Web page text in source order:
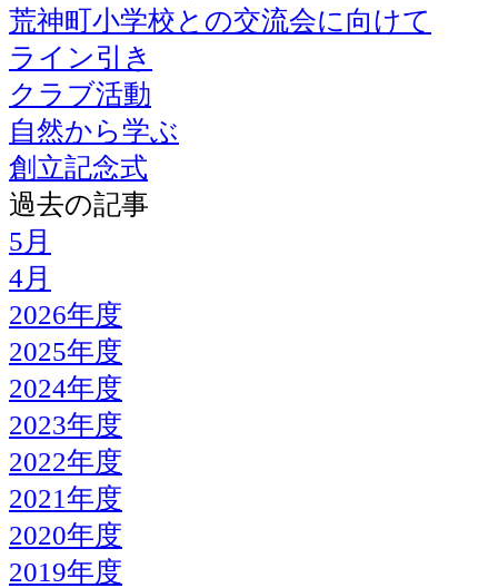
荒神町小学校との交流会に向けて
ライン引き
クラブ活動
自然から学ぶ
創立記念式
過去の記事
5月
4月
2026年度
2025年度
2024年度
2023年度
2022年度
2021年度
2020年度
2019年度